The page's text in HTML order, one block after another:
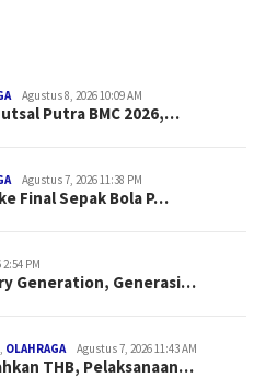
Agustus 8, 2026 10:09 AM
Putra BMC 2026,…
Agustus 7, 2026 11:38 PM
Final Sepak Bola P…
PM
Generation, Generasi…
, OLAHRAGA Agustus 7, 2026 11:43 AM
THB, Pelaksanaan…